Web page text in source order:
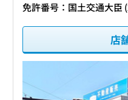
免許番号：国土交通大臣
店